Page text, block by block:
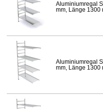
Aluminiumregal
mm, Länge 1300
Aluminiumregal
mm, Länge 1300